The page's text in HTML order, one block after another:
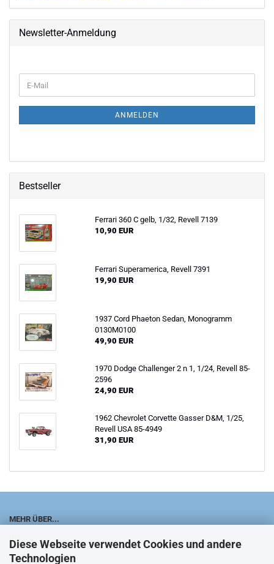
Diese Webseite verwendet Cookies und andere
Technologien
Newsletter-Anmeldung
ZUR
E-
Mail
ANMELDEN
Bestseller
Ferrari 360 C gelb, 1/32, Revell 7139
10,90 EUR
Ferrari Superamerica, Revell 7391
19,90 EUR
1937 Cord Phaeton Sedan, Monogramm
0130M0100
49,90 EUR
1970 Dodge Challenger 2 n 1, 1/24, Revell 85-
2596
24,90 EUR
1962 Chevrolet Corvette Gasser D&M, 1/25,
Revell USA 85-4949
31,90 EUR
MEHR ÜBER...
Impressum
Kontakt